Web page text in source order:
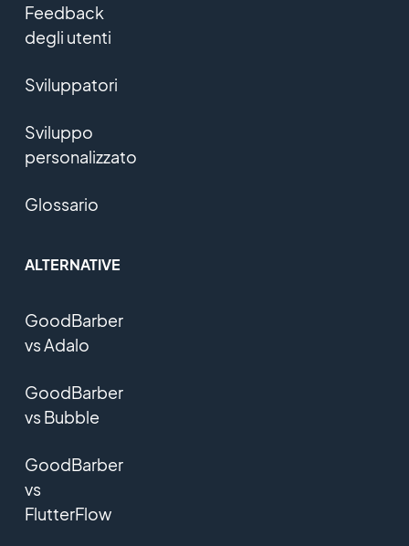
Feedback
degli utenti
Sviluppatori
Sviluppo
personalizzato
Glossario
ALTERNATIVE
GoodBarber
vs Adalo
GoodBarber
vs Bubble
GoodBarber
vs
FlutterFlow